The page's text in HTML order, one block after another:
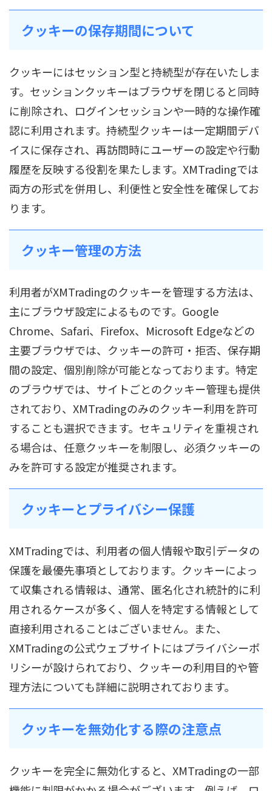
クッキーの保存期間について
クッキーにはセッション型と持続型が存在いたしま
す。セッションクッキーはブラウザを閉じると同時
に削除され、ログインセッションや一時的な操作確
認に利用されます。持続型クッキーは一定期間デバ
イスに保存され、再訪問時にユーザーの設定や行動
履歴を反映する役割を果たします。XMTradingでは
両方の形式を併用し、利便性と安全性を確保してお
ります。
クッキー管理の方法
利用者がXMTradingのクッキーを管理する方法は、
主にブラウザ設定によるものです。Google
Chrome、Safari、Firefox、Microsoft Edgeなどの
主要ブラウザでは、クッキーの許可・拒否、保存期
間の設定、個別削除が可能となっております。特定
のブラウザでは、サイトごとのクッキー管理も提供
されており、XMTradingのみのクッキー利用を許可
することも選択できます。セキュリティを重視され
る場合は、任意クッキーを制限し、必須クッキーの
みを許可する設定が推奨されます。
クッキーとプライバシー保護
XMTradingでは、利用者の個人情報や取引データの
保護を最優先事項としております。クッキーによっ
て収集される情報は、通常、匿名化され統計的に利
用されるケースが多く、個人を特定する情報として
直接利用されることはございません。また、
XMTradingの公式ウェブサイトにはプライバシーポ
リシーが設けられており、クッキーの利用目的や管
理方法についても詳細に説明されております。
クッキーを無効化する際の注意点
クッキーを完全に無効化すると、XMTradingの一部